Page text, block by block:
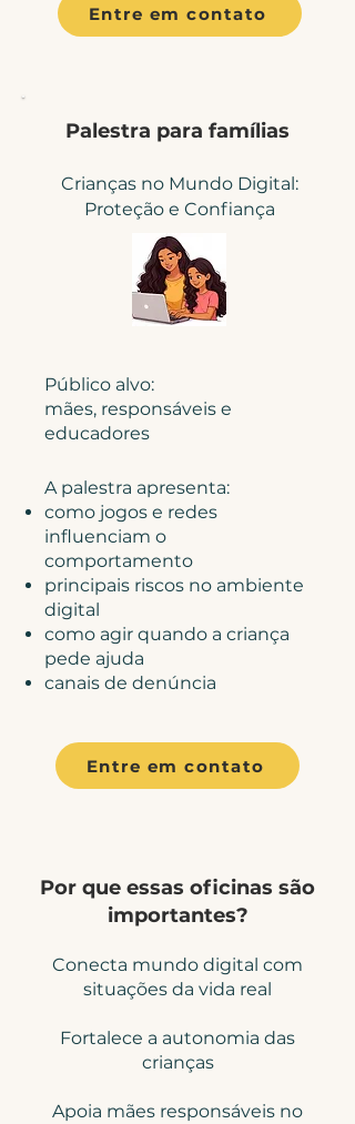
Entre em contato
Palestra para famílias
Crianças no Mundo Digital:
Proteção e Confiança
Público alvo:
mães, responsáveis e
educadores​
A palestra apresenta:
como jogos e redes
influenciam o
comportamento
principais riscos no ambiente
digital
como agir quando a criança
pede ajuda
canais de denúncia
Entre em contato
Por que essas oficinas são
importantes?
Conecta mundo digital com
situações da vida real
Fortalece a autonomia das
crianças
Apoia mães responsáveis no